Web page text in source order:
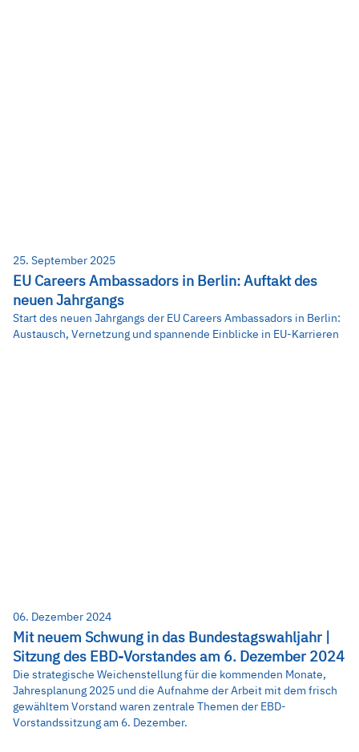
25. September 2025
EU Careers Ambassadors in Berlin: Auftakt des
neuen Jahrgangs
Start des neuen Jahrgangs der EU Careers Ambassadors in Berlin:
Austausch, Vernetzung und spannende Einblicke in EU-Karrieren
06. Dezember 2024
Mit neuem Schwung in das Bundestagswahljahr |
Sitzung des EBD-Vorstandes am 6. Dezember 2024
Die strategische Weichenstellung für die kommenden Monate,
Jahresplanung 2025 und die Aufnahme der Arbeit mit dem frisch
gewähltem Vorstand waren zentrale Themen der EBD-
Vorstandssitzung am 6. Dezember.